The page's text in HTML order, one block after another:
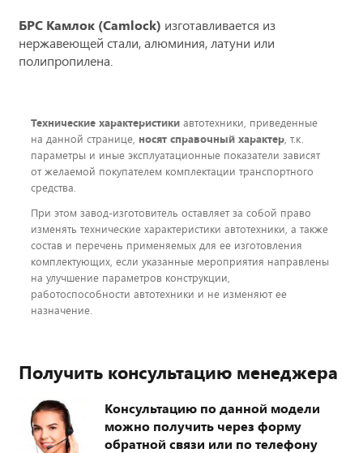
БРС Камлок (Camlock) изготавливается из
нержавеющей стали, алюминия, латуни или
полипропилена.
Технические характеристики автотехники, приведенные
на данной странице, носят справочный характер, т.к.
параметры и иные эксплуатационные показатели зависят
от желаемой покупателем комплектации транспортного
средства.
При этом завод-изготовитель оставляет за собой право
изменять технические характеристики автотехники, а также
состав и перечень применяемых для ее изготовления
комплектующих, если указанные мероприятия направлены
на улучшение параметров конструкции,
работоспособности автотехники и не изменяют ее
назначение.
Получить консультацию менеджера
Консультацию по данной модели
можно получить через форму
обратной связи или по телефону